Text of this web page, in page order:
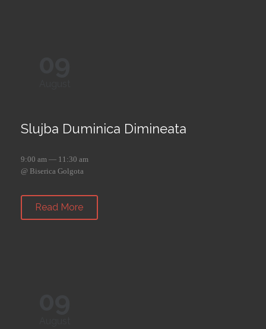
Slujba Duminica Dimineata
9:00 am — 11:30 am
@ Biserica Golgota
Read More